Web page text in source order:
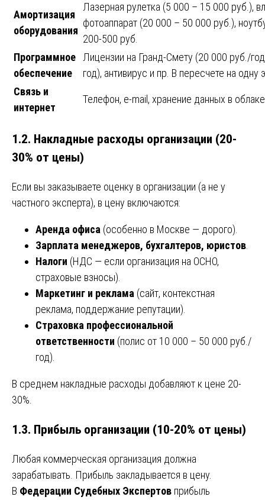
Амортизация
оборудования
Лазерная рулетка (5 000 – 15 000 руб.),
фотоаппарат (20 000 – 50 000 руб.),
200-500 руб.
Программное
обеспечение
Лицензии на Гранд-Смету (20 000 руб./
год), антивирус и пр. В пересчете на
Связь и
интернет
Телефон, e-mail, хранение данных в
1.2. Накладные расходы организации (20-
30% от цены)
Если вы заказываете оценку в организации (а не у
частного эксперта), в цену включаются:
Аренда офиса (особенно в Москве — дорого).
Зарплата менеджеров, бухгалтеров, юристов.
Налоги (НДС — если организация на ОСНО,
страховые взносы).
Маркетинг и реклама (сайт, контекстная
реклама, поддержание репутации).
Страховка профессиональной
ответственности (полис от 10 000 – 50 000 руб./
год).
В среднем накладные расходы добавляют к цене 20-
30%.
1.3. Прибыль организации (10-20% от цены)
Любая коммерческая организация должна
зарабатывать. Прибыль закладывается в цену.
В Федерации Судебных Экспертов прибыль